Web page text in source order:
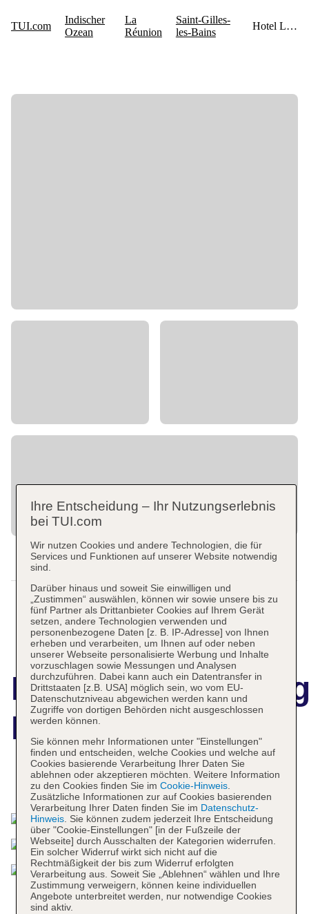
Hotel Le Recif
Das bietet Ihre Unterkunft
Ihre Entscheidung – Ihr Nutzungserlebnis
bei TUI.com
Wir nutzen Cookies und andere Technologien, die für
Services und Funktionen auf unserer Website notwendig
sind.
Darüber hinaus und soweit Sie einwilligen und
„Zustimmen“ auswählen, können wir sowie unsere bis zu
fünf Partner als Drittanbieter Cookies auf Ihrem Gerät
setzen, andere Technologien verwenden und
personenbezogene Daten [z. B. IP-Adresse] von Ihnen
erheben und verarbeiten, um Ihnen auf oder neben
unserer Webseite personalisierte Werbung und Inhalte
vorzuschlagen sowie Messungen und Analysen
durchzuführen. Dabei kann auch ein Datentransfer in
Drittstaaten [z.B. USA] möglich sein, wo vom EU-
Datenschutzniveau abgewichen werden kann und
Zugriffe von dortigen Behörden nicht ausgeschlossen
werden können.
Sie können mehr Informationen unter "Einstellungen"
finden und entscheiden, welche Cookies und welche auf
Cookies basierende Verarbeitung Ihrer Daten Sie
ablehnen oder akzeptieren möchten. Weitere Information
zu den Cookies finden Sie im Cookie-Hinweis.
Zusätzliche Informationen zur auf Cookies basierenden
Verarbeitung Ihrer Daten finden Sie im Datenschutz-
Hinweis. Sie können zudem jederzeit Ihre Entscheidung
über "Cookie-Einstellungen" [in der Fußzeile der
Webseite] durch Ausschalten der Kategorien widerrufen.
Ein solcher Widerruf wirkt sich nicht auf die
Rechtmäßigkeit der bis zum Widerruf erfolgten
Verarbeitung aus. Soweit Sie „Ablehnen“ wählen und Ihre
Zustimmung verweigern, können keine individuellen
Angebote unterbreitet werden, nur notwendige Cookies
sind aktiv.